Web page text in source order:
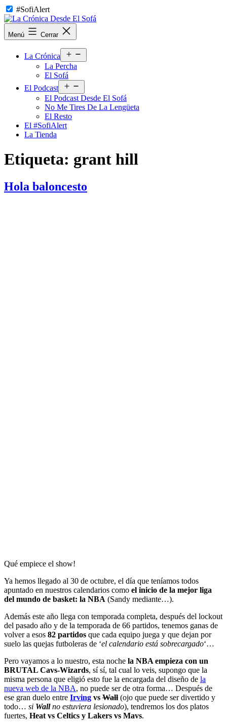
Saltar
al
contenido
#SofiAlert
La
Crónica
Menú Cerrar
La Crónica
el
La Percha
El Sofá
El Podcast
el
menú
El Podcast Desde El Sofá
No Me Tires De La Lengüeta
El Resto
El #SofiAlert
La Tienda
Etiqueta: grant hill
Hola baloncesto
Qué empiece el show!
Ya hemos llegado al 30 de octubre, el día que teníamos todos
apuntado en nuestros calendarios como el inicio de la mejor liga
del mundo de basket: la NBA (Sandy mediante…).
Además este año llega con temporada completa, después del lockout
del pasado año y de la temporada de 66 partidos, tenemos ganas de
volver a esos 82 partidos que cada equipo juega y que dejan por
suelo las quejas futboleras de ‘el calendario está sobrecargado‘…
Pero vayamos a lo nuestro, esta noche la NBA empieza con un
BRUTAL Cavs-Wizards, sí sí, tal cual lo veis, supongo que la
misma persona que eligió esto fue la encargada del diseño de la
nueva web de la NBA, no puede ser de otra forma… Después de
ese gran duelo entre Irving vs Wall (ojo que puede ser divertido y
todo… si Wallno estuviera lesionado), tendremos los dos platos
fuertes, Heat vs Celtics y Lakers vs Mavs.